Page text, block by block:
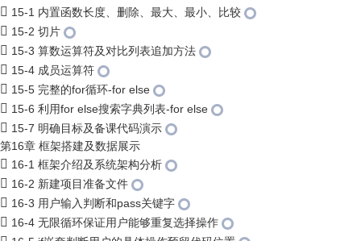
15-1 内置函数长度、删除、最大、最小、比较
15-2 切片
15-3 算数运算符及对比列表追加方法
15-4 成员运算符
15-5 完整的for循环-for else
15-6 利用for else搜索字典列表-for else
15-7 明确目标及备课代码演示
第16章 框架搭建及数据展示
16-1 框架介绍及系统架构分析
16-2 新建项目准备文件
16-3 用户输入判断和pass关键字
16-4 无限循环保证用户能够重复选择操作